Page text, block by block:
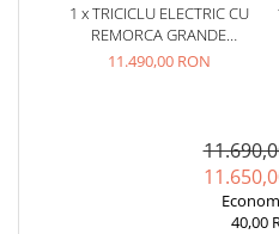
1 x TRICICLU ELECTRIC CU
REMORCA GRANDE
160X122CM, MOTOR 4000W,
11.490,00 RON
40,00